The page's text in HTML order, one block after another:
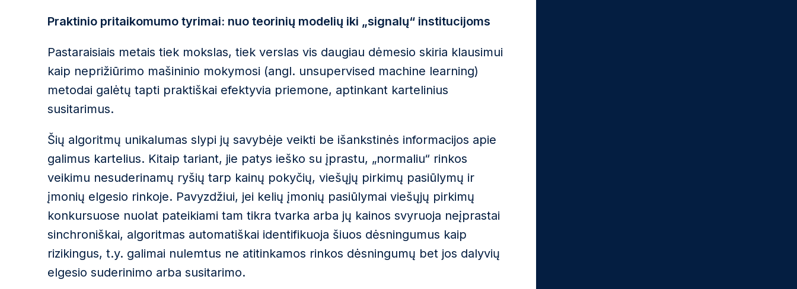
Praktinio pritaikomumo tyrimai: nuo teorinių modelių iki „signalų“ institucijoms
Pastaraisiais metais tiek mokslas, tiek verslas vis daugiau dėmesio skiria klausimui
kaip neprižiūrimo mašininio mokymosi (angl. unsupervised machine learning)
metodai galėtų tapti praktiškai efektyvia priemone, aptinkant kartelinius
susitarimus.
Šių algoritmų unikalumas slypi jų savybėje veikti be išankstinės informacijos apie
galimus kartelius. Kitaip tariant, jie patys ieško su įprastu, „normaliu“ rinkos
veikimu nesuderinamų ryšių tarp kainų pokyčių, viešųjų pirkimų pasiūlymų ir
įmonių elgesio rinkoje. Pavyzdžiui, jei kelių įmonių pasiūlymai viešųjų pirkimų
konkursuose nuolat pateikiami tam tikra tvarka arba jų kainos svyruoja neįprastai
sinchroniškai, algoritmas automatiškai identifikuoja šiuos dėsningumus kaip
rizikingus, t.y. galimai nulemtus ne atitinkamos rinkos dėsningumų bet jos dalyvių
elgesio suderinimo arba susitarimo.